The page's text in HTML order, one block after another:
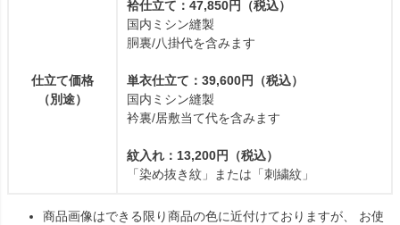
仕立て価格
（別途）
袷仕立て：47,850円（税込）
国内ミシン縫製
胴裏/八掛代を含みます
単衣仕立て：39,600円（税込）
国内ミシン縫製
衿裏/居敷当て代を含みます
紋入れ：13,200円（税込）
「染め抜き紋」または「刺繍紋」
商品画像はできる限り商品の色に近付けておりますが、 お使